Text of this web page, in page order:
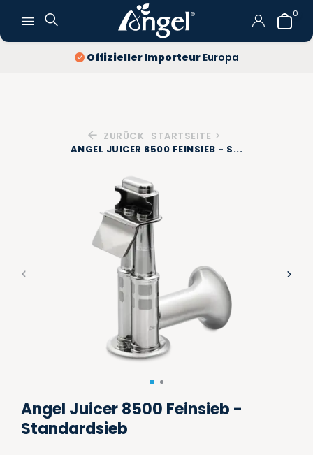
0
Offizieller Importeur Europa
ZURÜCK
STARTSEITE
ANGEL JUICER 8500 FEINSIEB - S...
Angel Juicer 8500 Feinsieb -
Standardsieb